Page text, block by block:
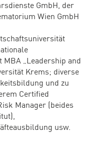
GmbH, der
Wien GmbH
„Leadership and
Krems; diverse
und zu
Certified
Manager (beides
usw.